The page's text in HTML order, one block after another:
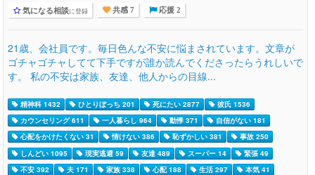
気になる相談に登録 共感 7 応援 2
21歳、会社員です。毎日色んな不安に悩まされています。文章が
ゴチャゴチャしてて下手ですが誰か読んでくださったらうれしいで
す。 私の不安は家族、友達、他人からの目線...
精神科 1432 ひとりぼっち 201 死にたい 2877
彼氏 1536
カウンセリング 611
一人暮らし 964 動悸 371
自信がない 181
心配をかけたくない 31
情けない 386 恥ずかしい 381
事故 250
しんどい 1095
現実逃避 59 友達 489 スーパー 14
緊張 49
不安 392
夫 171 家族 338 心配 188 生活 297
本気 41